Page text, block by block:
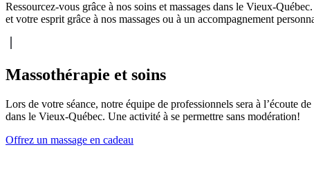
Ressourcez-vous grâce à nos soins et massages dans le Vieux-
et votre esprit grâce à nos massages ou à un accompagnement
Massothérapie et soins
Lors de votre séance, notre équipe de professionnels sera à l’écoute
dans le Vieux-Québec. Une activité à se permettre sans modération!
Offrez un massage en cadeau